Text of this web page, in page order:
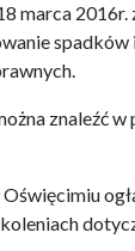
marca
znaleźć w